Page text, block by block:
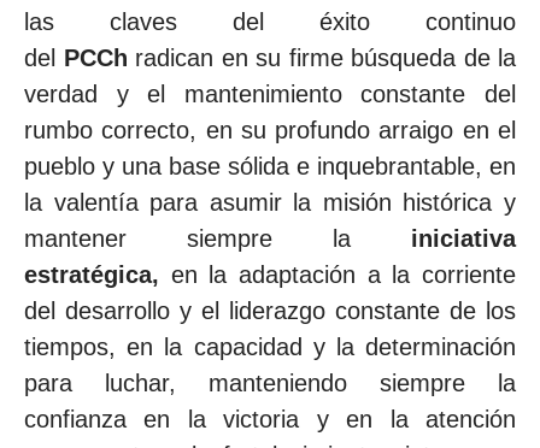
las claves del éxito continuo
del PCCh radican en su firme búsqueda de la
verdad y el mantenimiento constante del
rumbo correcto, en su profundo arraigo en el
pueblo y una base sólida e inquebrantable, en
la valentía para asumir la misión histórica y
mantener siempre la iniciativa
estratégica, en la adaptación a la corriente
del desarrollo y el liderazgo constante de los
tiempos, en la capacidad y la determinación
para luchar, manteniendo siempre la
confianza en la victoria y en la atención